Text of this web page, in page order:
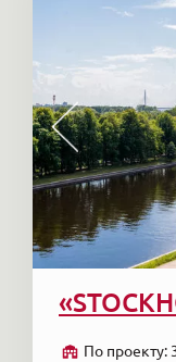
По проекту: